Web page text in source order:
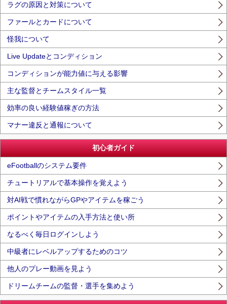
ラグの原因と対策について
ファールとカードについて
怪我について
Live Updateとコンディション
コンディションが能力値に与える影響
主な監督とチームスタイル一覧
効率の良い経験値稼ぎの方法
マナー違反と通報について
初心者ガイド
eFootballのシステム要件
チュートリアルで基本操作を覚えよう
対AI戦で慣れながらGPやアイテムを稼ごう
ポイントやアイテムの入手方法と使い所
なるべく毎日ログインしよう
中級者にレベルアップするためのコツ
他人のプレー動画を見よう
ドリームチームの監督・選手を集めよう